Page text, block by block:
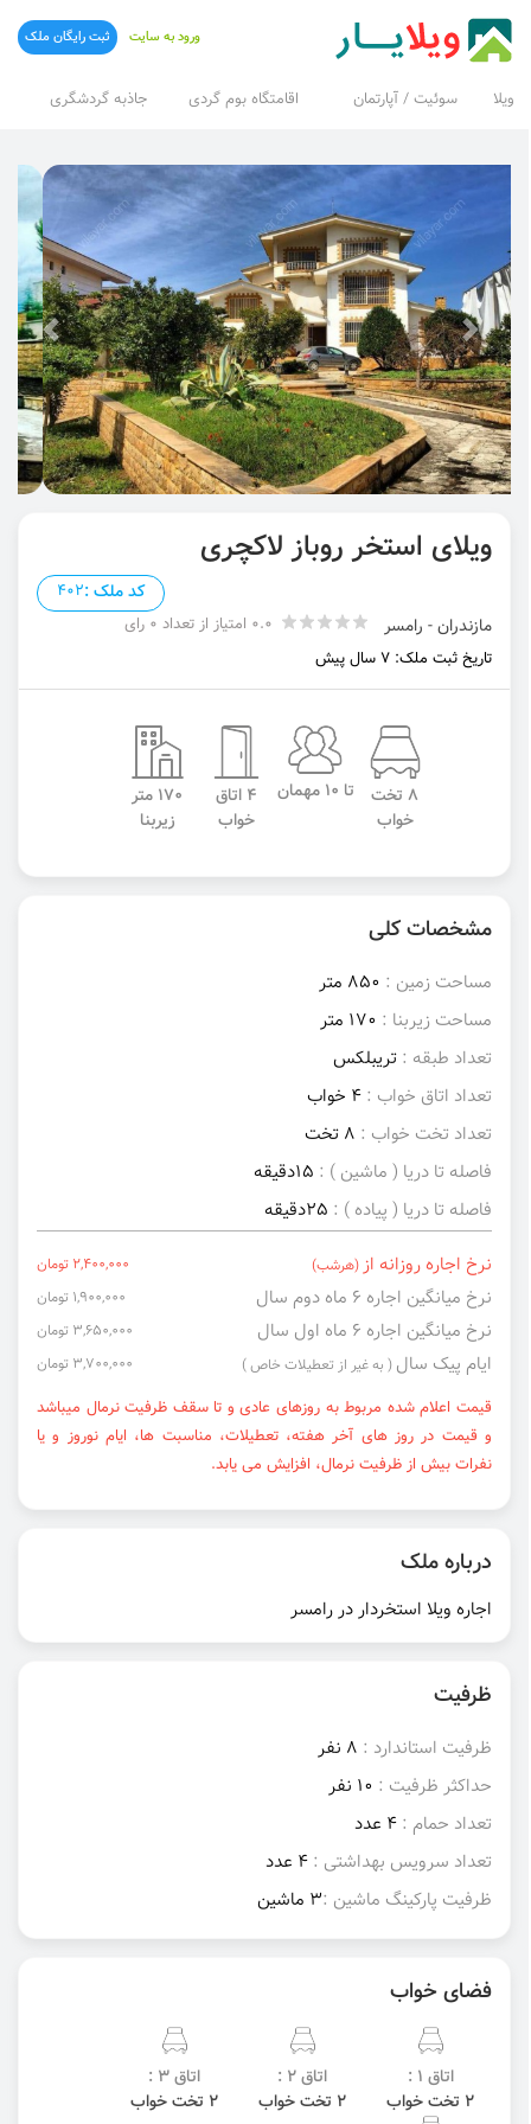
ویلا سوئیت / آپارتمان اقامتگاه بوم گردی جاذبه گردشگری
ورود به سایت ثبت رایگان ملک
ویلای استخر روباز لاکچری
کد ملک :402
مازندران - رامسر
0.0 امتیاز از تعداد 0 رای
تاریخ ثبت ملک: 7 سال پیش
8 تخت
خواب
تا 10 مهمان
4 اتاق
خواب
170 متر
زیربنا
مشخصات کلی
مساحت زمین : 850 متر
مساحت زیربنا : 170 متر
تعداد طبقه : تریبلکس
تعداد اتاق خواب : 4 خواب
تعداد تخت خواب : 8 تخت
فاصله تا دریا ( ماشین ) : 15دقیقه
فاصله تا دریا ( پیاده ) : 25دقیقه
نرخ اجاره روزانه از (هرشب) 2,400,000 تومان
نرخ میانگین اجاره ۶ ماه دوم سال 1,900,000 تومان
نرخ میانگین اجاره ۶ ماه اول سال 3,650,000 تومان
ایام پیک سال ( به غیر از تعطیلات خاص ) 3,700,000 تومان
قیمت اعلام شده مربوط به روزهای عادی و تا سقف ظرفیت نرمال میباشد
و قیمت در روز های آخر هفته، تعطیلات، مناسبت ها، ایام نوروز و یا
نفرات بیش از ظرفیت نرمال، افزایش می یابد.
درباره ملک
اجاره ویلا استخردار در رامسر
ظرفیت
ظرفیت استاندارد : 8 نفر
حداکثر ظرفیت : 10 نفر
تعداد حمام : 4 عدد
تعداد سرویس بهداشتی : 4 عدد
ظرفیت پارکینگ ماشین :3 ماشین
فضای خواب
اتاق 1 :
2 تخت خواب
اتاق 2 :
2 تخت خواب
اتاق 3 :
2 تخت خواب